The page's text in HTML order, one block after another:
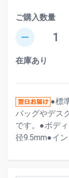
ご購入数量
remove
在庫あり
●標
バッグやデス
です。●ボデ
径9.5mm●イ